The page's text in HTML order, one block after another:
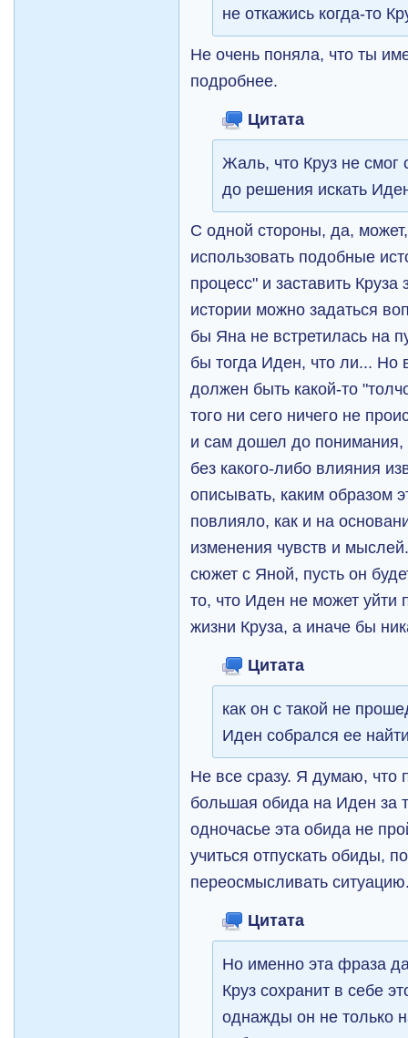
не откажись когда-то
Не очень поняла, что ты
подробнее.
Цитата
Жаль, что Круз не смог
до решения искать
С одной стороны, да,
использовать подобные
процесс" и заставить Круза
истории можно задаться
бы Яна не встретилась на
бы тогда Иден, что ли... Но
должен быть какой-то
того ни сего ничего не
и сам дошел до понимания,
без какого-либо влияния
описывать, каким образом
повлияло, как и на
изменения чувств и
сюжет с Яной, пусть он
то, что Иден не может уйти
жизни Круза, а иначе бы
Цитата
как он с такой не
Иден собрался ее
Не все сразу. Я думаю, что
большая обида на Иден за
одночасье эта обида не
учиться отпускать обиды,
переосмысливать
Цитата
Но именно эта фраза
Круз сохранит в себе
однажды он не только